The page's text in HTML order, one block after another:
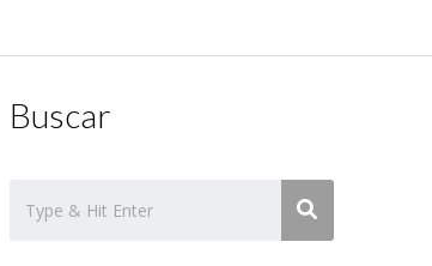
Buscar